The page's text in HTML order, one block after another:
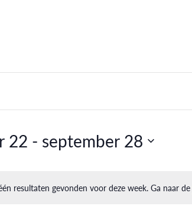
Bericht
resultaten gevonden voor deze week. Ga naar de
22 - september 28